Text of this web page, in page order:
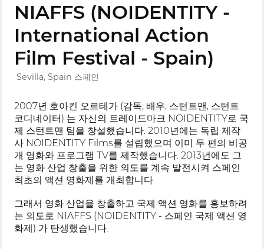
NIAFFS (NOIDENTITY -
International Action
Film Festival - Spain)
Sevilla, Spain 스페인
2007년 호아킨 오르테가 (감독, 배우, 스턴트맨, 스턴트
코디네이터) 는 자신의 트레이드마크 NOIDENTITY로 국
제 스턴트맨 팀을 창설했습니다. 2010년에는 독립 제작
사 NOIDENTITY Films를 설립했으며 이미 두 편의 비공
개 영화와 프로그램 TV를 제작했습니다. 2013년에도 그
는 영화 산업 창출을 위한 의도를 계속 발전시켜 스페인
최초의 액션 영화제를 개최합니다.
그래서 영화 산업을 창출하고 국제 액션 영화를 홍보하려
는 의도로 NIAFFS (NOIDENTITY - 스페인 국제 액션 영
화제) 가 탄생했습니다.